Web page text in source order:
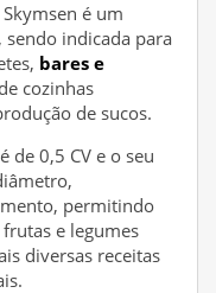
Skymsen é um
indicada para
bares e
cozinhas
de sucos.
é de 0,5 CV e o seu
permitindo
e legumes
diversas receitas